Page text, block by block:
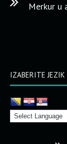
Merkur u
IZABERITE JEZIK